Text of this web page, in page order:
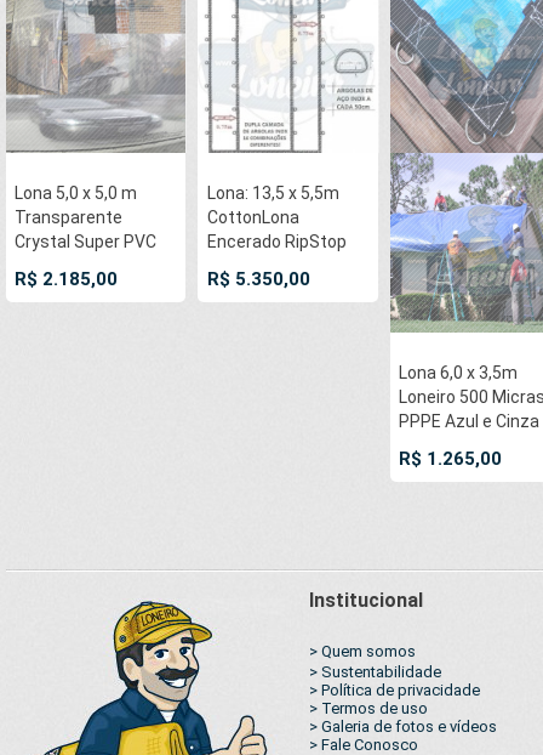
Lona 5,0 x 5,0 m
Transparente
Crystal Super PVC
Tela de Poliéster
R$ 2.185,00
Lona: 13,5 x 5,5m
CottonLona
Encerado RipStop
Cobertura Proteção
R$ 5.350,00
Lona 6,0 x 3,5m
Loneiro 500
PPPE Azul e Cinza
a cada 50cm e
R$ 1.265,00
Institucional
> Quem somos
> Sustentabilidade
> Política de privacidade
> Termos de uso
> Galeria de fotos e vídeos
> Fale Conosco